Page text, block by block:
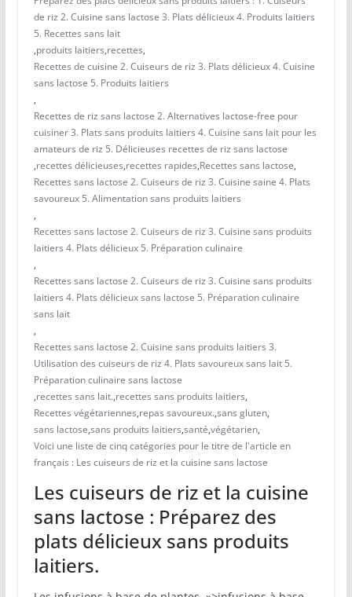
de riz 2. Cuisine sans lactose 3. Plats délicieux 4. Produits laitiers
5. Recettes sans lait
,produits laitiers,recettes,
Recettes de cuisine 2. Cuiseurs de riz 3. Plats délicieux 4. Cuisine
sans lactose 5. Produits laitiers
,
Recettes de riz sans lactose 2. Alternatives lactose-free pour
cuisiner 3. Plats sans produits laitiers 4. Cuisine sans lait pour les
amateurs de riz 5. Délicieuses recettes de riz sans lactose
,recettes délicieuses,recettes rapides,Recettes sans lactose,
Recettes sans lactose 2. Cuiseurs de riz 3. Cuisine saine 4. Plats
savoureux 5. Alimentation sans produits laitiers
,
Recettes sans lactose 2. Cuiseurs de riz 3. Cuisine sans produits
laitiers 4. Plats délicieux 5. Préparation culinaire
,
Recettes sans lactose 2. Cuiseurs de riz 3. Cuisine sans produits
laitiers 4. Plats délicieux sans lactose 5. Préparation culinaire
sans lait
,
Recettes sans lactose 2. Cuisine sans produits laitiers 3.
Utilisation des cuiseurs de riz 4. Plats savoureux sans lait 5.
Préparation culinaire sans lactose
,recettes sans lait.,recettes sans produits laitiers,
Recettes végétariennes,repas savoureux.,sans gluten,
sans lactose,sans produits laitiers,santé,végétarien,
Voici une liste de cinq catégories pour le titre de l'article en
français : Les cuiseurs de riz et la cuisine sans lactose
Les cuiseurs de riz et la cuisine
sans lactose : Préparez des
plats délicieux sans produits
laitiers.